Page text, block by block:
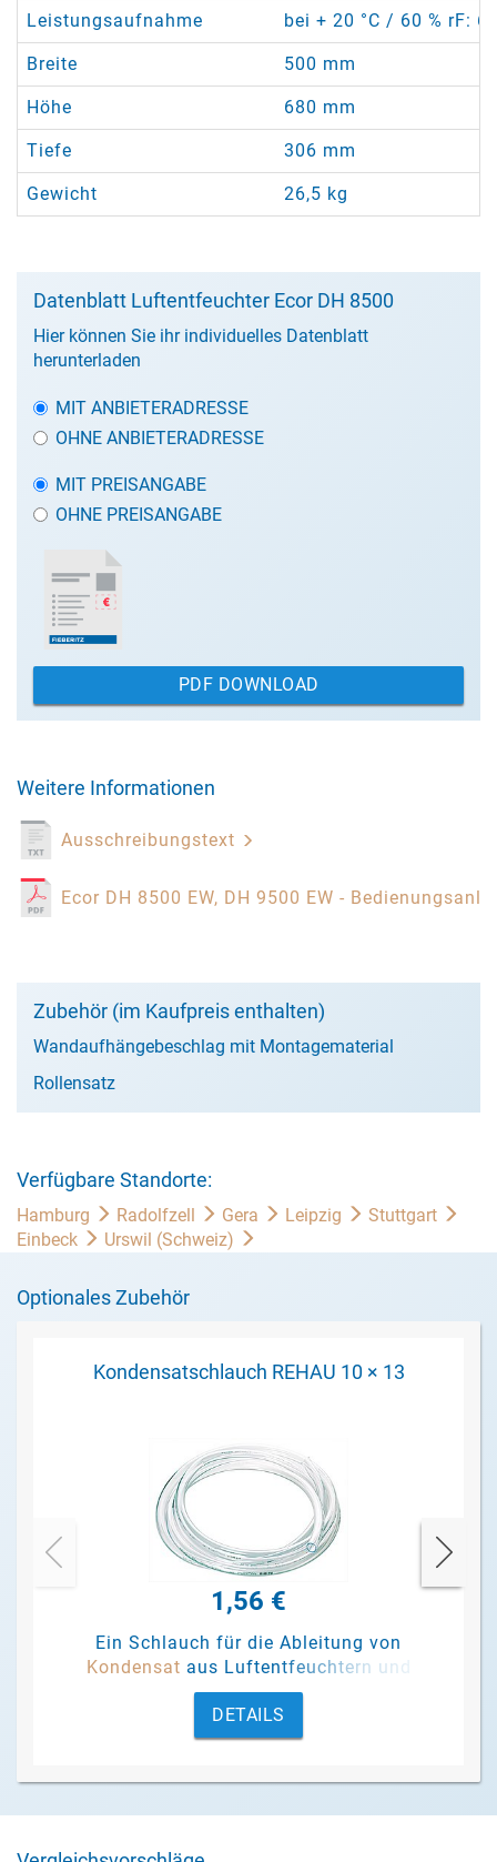
Leistungsaufnahme bei + 20 °C / 60 % rF:
Breite 500 mm
Höhe 680 mm
Tiefe 306 mm
Gewicht 26,5 kg
Datenblatt Luftentfeuchter Ecor DH 8500
Hier können Sie ihr individuelles Datenblatt
herunterladen
MIT ANBIETERADRESSE
OHNE ANBIETERADRESSE
MIT PREISANGABE
OHNE PREISANGABE
PDF DOWNLOAD
Weitere Informationen
Ausschreibungstext
Ecor DH 8500 EW, DH 9500 EW -
Zubehör (im Kaufpreis enthalten)
Wandaufhängebeschlag mit Montagematerial
Rollensatz
Verfügbare Standorte:
Hamburg Radolfzell Gera Leipzig
Stuttgart
Einbeck
Urswil (Schweiz)
Optionales Zubehör
Kondensatschlauch REHAU 10 × 13
1,56 €
Ein Schlauch für die Ableitung von
Kondensat aus Luftentfeuchtern und
Pumpen.
DETAILS